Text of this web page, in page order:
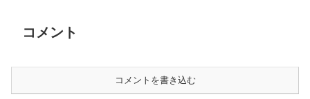
コメント
コメントを書き込む